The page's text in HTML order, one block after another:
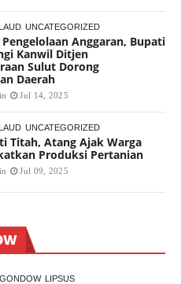
UNCATEGORIZED
Anggaran, Bupati
Kanwil Ditjen
Sulut Dorong
Daerah
Jul 14, 2025
UNCATEGORIZED
Titah, Atang Ajak Warga
Produksi Pertanian
Jul 09, 2025
LIPSUS